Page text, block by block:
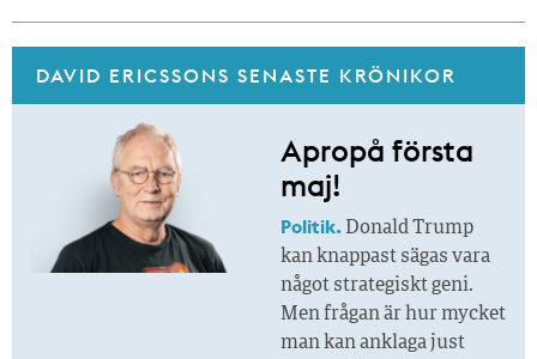
DAVID ERICSSONS SENASTE KRÖNIKOR
Apropå första
maj!
Politik. Donald Trump
kan knappast sägas vara
något strategiskt geni.
Men frågan är hur mycket
man kan anklaga just